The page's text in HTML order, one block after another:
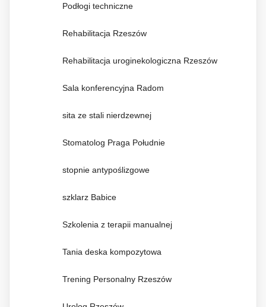
Podłogi techniczne
Rehabilitacja Rzeszów
Rehabilitacja uroginekologiczna Rzeszów
Sala konferencyjna Radom
sita ze stali nierdzewnej
Stomatolog Praga Południe
stopnie antypoślizgowe
szklarz Babice
Szkolenia z terapii manualnej
Tania deska kompozytowa
Trening Personalny Rzeszów